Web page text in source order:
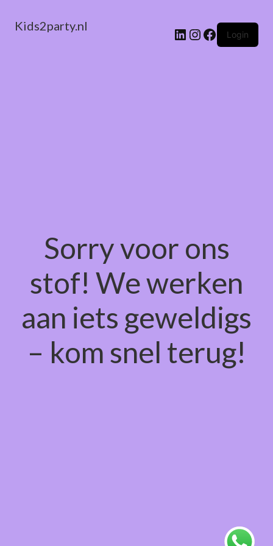
Kids2party.nl LinkedIn
Instagram
Facebook
Login
Sorry voor ons
stof! We werken
aan iets geweldigs
– kom snel terug!